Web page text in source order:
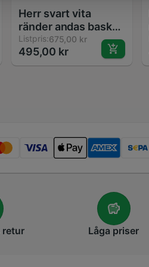
Herr svart vita
ränder andas basket
domar tröja
Listpris:675,00 kr
495,00 kr
retur Låga priser